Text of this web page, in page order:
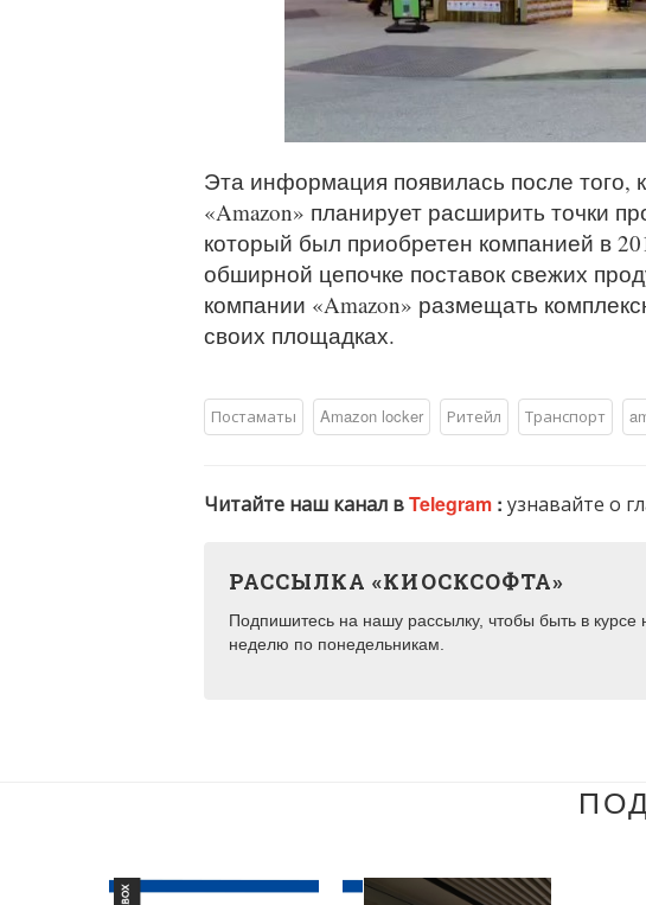
Эта информация появилась после того,
«Amazon» планирует расширить точки
который был приобретен компанией в
обширной цепочке поставок свежих
компании «Amazon» размещать
своих площадках.
Постаматы Amazon locker Ритейл Транспорт
Читайте наш канал вTelegram : узнавайте о
РАССЫЛКА «КИОСКСОФТА»
Подпишитесь на нашу рассылку, чтобы быть в курсе
неделю по понедельникам.